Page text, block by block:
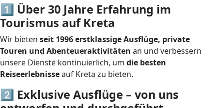
1️⃣ Über 30 Jahre Erfahrung im
Tourismus auf Kreta
Wir bieten seit 1996 erstklassige Ausflüge, private
Touren und Abenteueraktivitäten an und verbessern
unsere Dienste kontinuierlich, um die besten
Reiseerlebnisseauf Kreta zu bieten.
2️⃣ Exklusive Ausflüge – von uns